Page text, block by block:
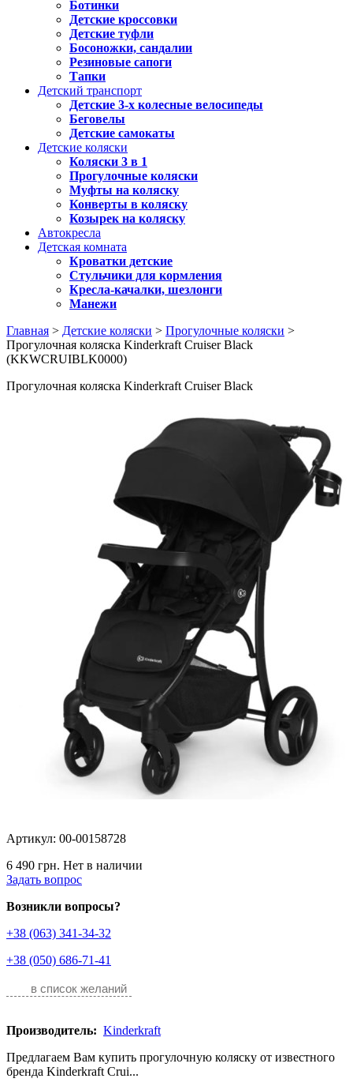
Ботинки
Детские кроссовки
Детские туфли
Босоножки, сандалии
Резиновые сапоги
Тапки
Детский транспорт
Детские 3-х колесные велосипеды
Беговелы
Детские самокаты
Детские коляски
Коляски 3 в 1
Прогулочные коляски
Муфты на коляску
Конверты в коляску
Козырек на коляску
Автокресла
Детская комната
Кроватки детские
Стульчики для кормления
Кресла-качалки, шезлонги
Манежи
Главная > Детские коляски > Прогулочные коляски >
Прогулочная коляска Kinderkraft Cruiser Black
(KKWCRUIBLK0000)
Прогулочная коляска Kinderkraft Cruiser Black
Артикул: 00-00158728
6 490 грн. Нет в наличии
Задать вопрос
Возникли вопросы?
+38 (063) 341-34-32
+38 (050) 686-71-41
в список желаний
Производитель: Kinderkraft
Предлагаем Вам купить прогулочную коляску от известного
бренда Kinderkraft Crui...